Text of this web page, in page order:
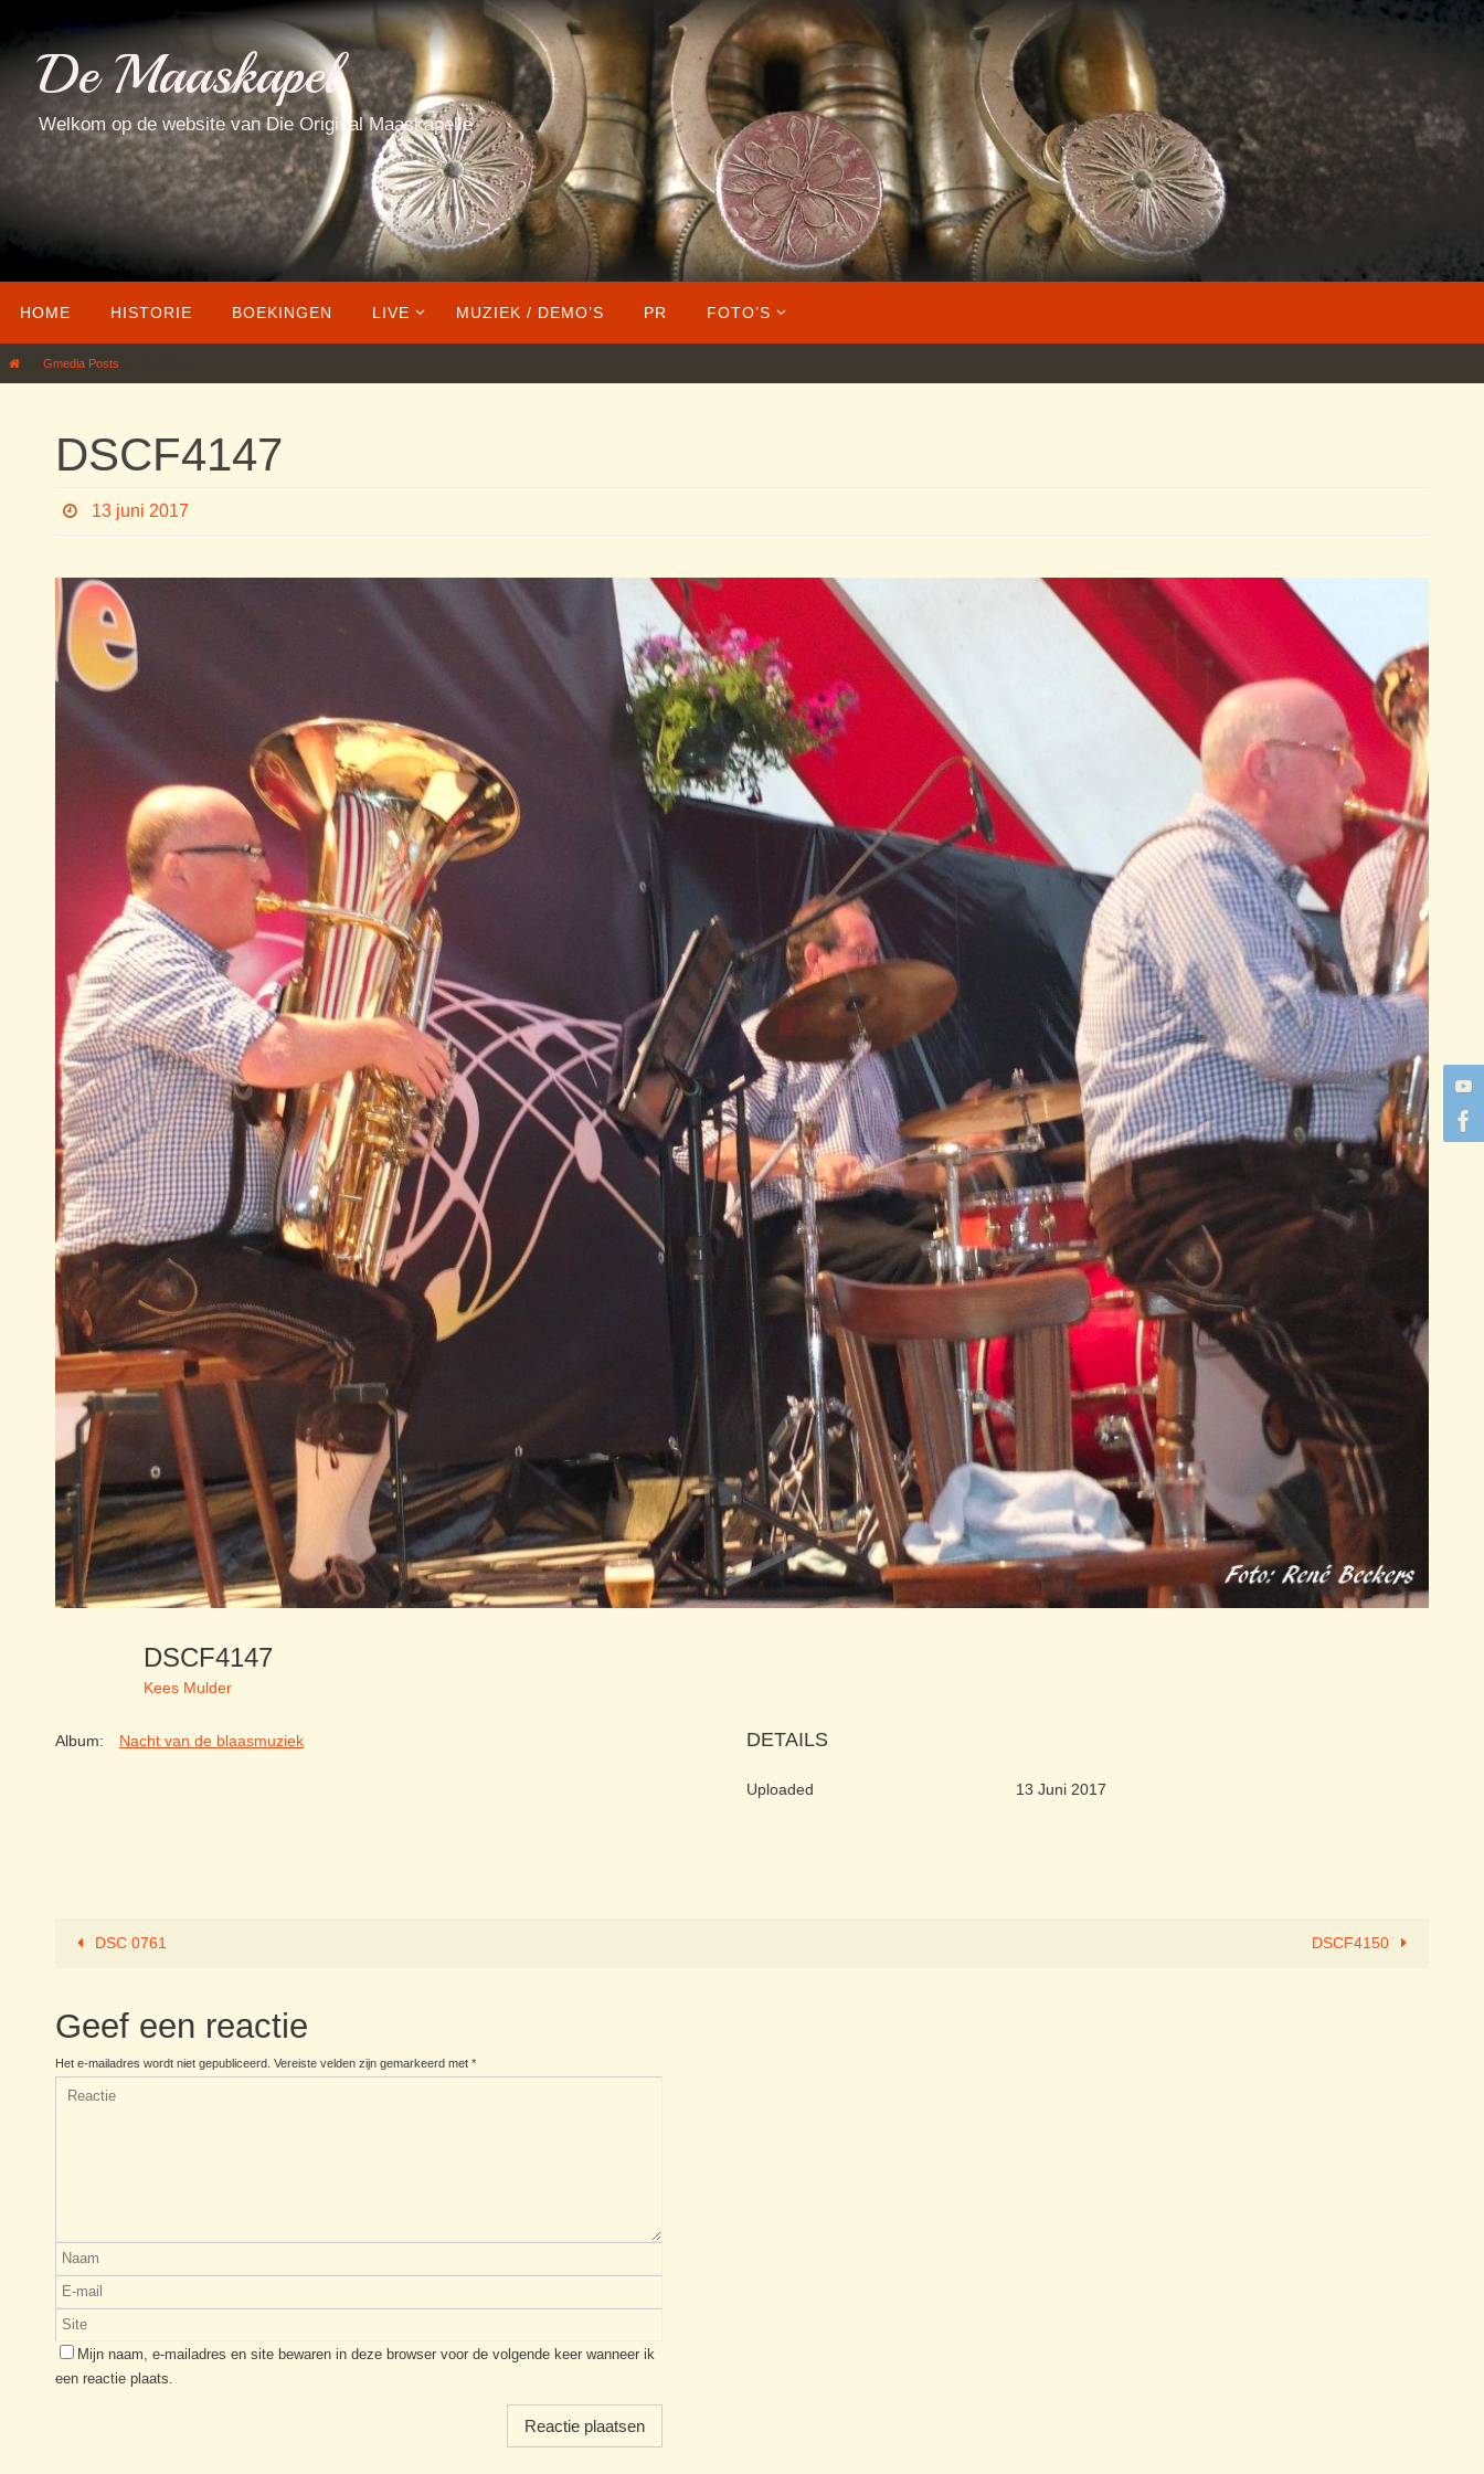
inhoudDe Maaskapel
Welkom op de website van Die Original Maaskapelle
naar
de
HOME HISTORIE BOEKINGEN LIVE MUZIEK / DEMO’S PR FOTO’S
HomeGmedia Posts
DSCF4147
13 juni 2017
DSCF4147
Kees Mulder
Album: Nacht van de blaasmuziek DETAILS
Uploaded 13 Juni 2017
DSC 0761 DSCF4150
Geef een reactie
Het e-mailadres wordt niet gepubliceerd. Vereiste velden zijn gemarkeerd met *
Mijn naam, e-mailadres en site bewaren in deze browser voor de volgende keer wanneer ik
een reactie plaats.